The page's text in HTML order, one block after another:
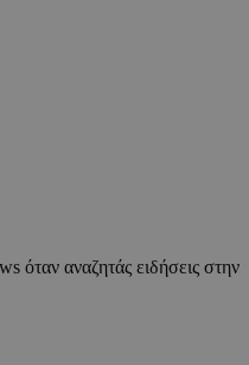
όταν αναζητάς ειδήσεις στην